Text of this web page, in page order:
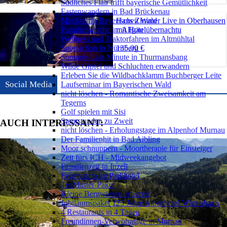
Hans Zimmer Live in Oberhausen
mit Hotelübernachtu
135,00 €
Social Media
AUCH INTERESSANT:
Südliches Flair trifft bayerische Gemütlichkeit
Fastenwandern in Bad Brückenau
Minikur im Bayerischen Wald
Familienwoche im Allgäu
Wellness und Traktorfahren im Altmühltal
Sportaction in Nürnberg
Sommer-Last-Minute in Thurmansbang
Wilde Gipfel und Schluchten erwandern
Erleben Sie die Wildbachklamm Buchberger Leite
Laufseminar im Bayerischen Wald
nicht löschen - Romantische Zweisamkeit am
Tegerns
Golf spielen mit Sisi
Sternstunden zu Zweit
nicht löschen - Erholungstage im Alpenhof Murnau
Der Familienhit in Bad Aibling
Moor schnuppern - Moortherapie für Einsteiger
Zeit fürs ICH - Midweekangebot
Familienzeit in Inzell
Feueralarm im Parkhotel
TeaMaster-Paket
Kleine Bergwiesen-Auszeit
Jubiläumspaket 125 Jahre Alpenhotel Wittelsbach
4 Restaurants in 4 Tagen
Freundinnen-Verwöhntage in Murnau